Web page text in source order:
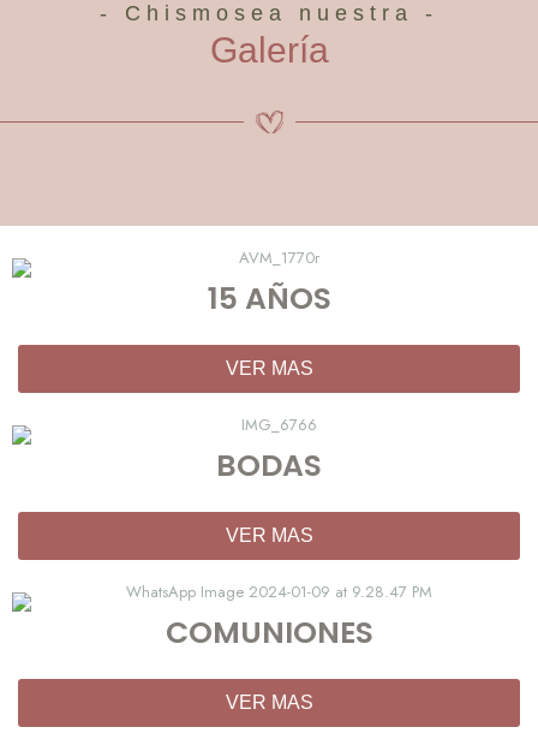
- Chismosea nuestra -
Galería
15 AÑOS
VER MAS
BODAS
VER MAS
COMUNIONES
VER MAS